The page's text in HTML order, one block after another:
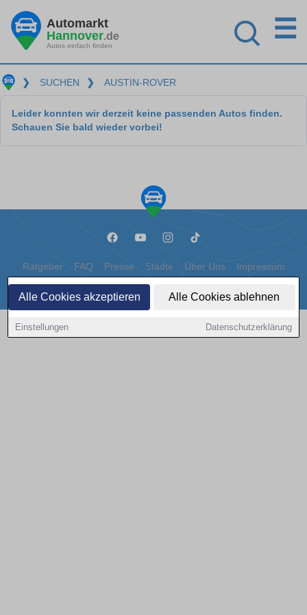
Alle Cookies akzeptieren Alle Cookies ablehnen
Einstellungen Datenschutzerklärung
Automarkt
Hannover.de
Autos einfach finden
☰
❯ SUCHEN ❯ AUSTIN-ROVER
Leider konnten wir derzeit keine passenden Autos finden.
Schauen Sie bald wieder vorbei!
Ratgeber FAQ Presse Städte Über Uns Impressum
Datenschutz Cookies
Copyright © 2000 - 2026 | 1A Infosysteme GmbH | Content by: 1a-sites-autos